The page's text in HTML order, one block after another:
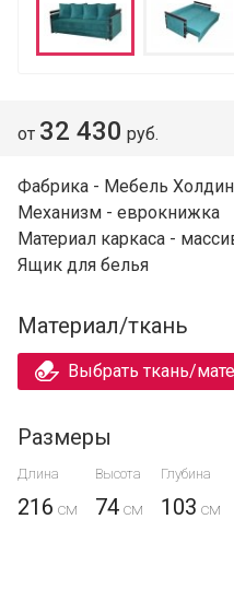
от 32 430 руб.
Фабрика - Мебель
Механизм - еврокнижка
Материал каркаса -
Ящик для белья
Материал/ткань
Выбрать ткань/
Размеры
Длина Высота Глубина
216 74 103